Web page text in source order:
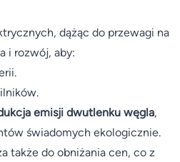
dążąc do przewagi na
i rozwój, aby:
emisji dwutlenku węgla,
świadomych ekologicznie.
także do obniżania cen, co z